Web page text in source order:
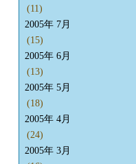
(11)
2005年 7月
(15)
2005年 6月
(13)
2005年 5月
(18)
2005年 4月
(24)
2005年 3月